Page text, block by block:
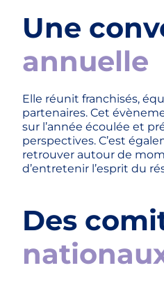
Une
annuelle
Elle réunit franchisés,
partenaires. Cet
sur l’année écoulée et
perspectives. C’est
retrouver autour de
d’entretenir l’esprit du
Des